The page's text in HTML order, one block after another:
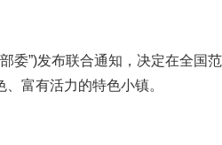
”)发布联合通知，决定在全国范
富有活力的特色小镇。